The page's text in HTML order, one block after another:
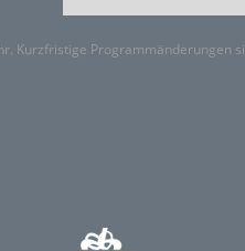
Kurzfristige Programmänderungen